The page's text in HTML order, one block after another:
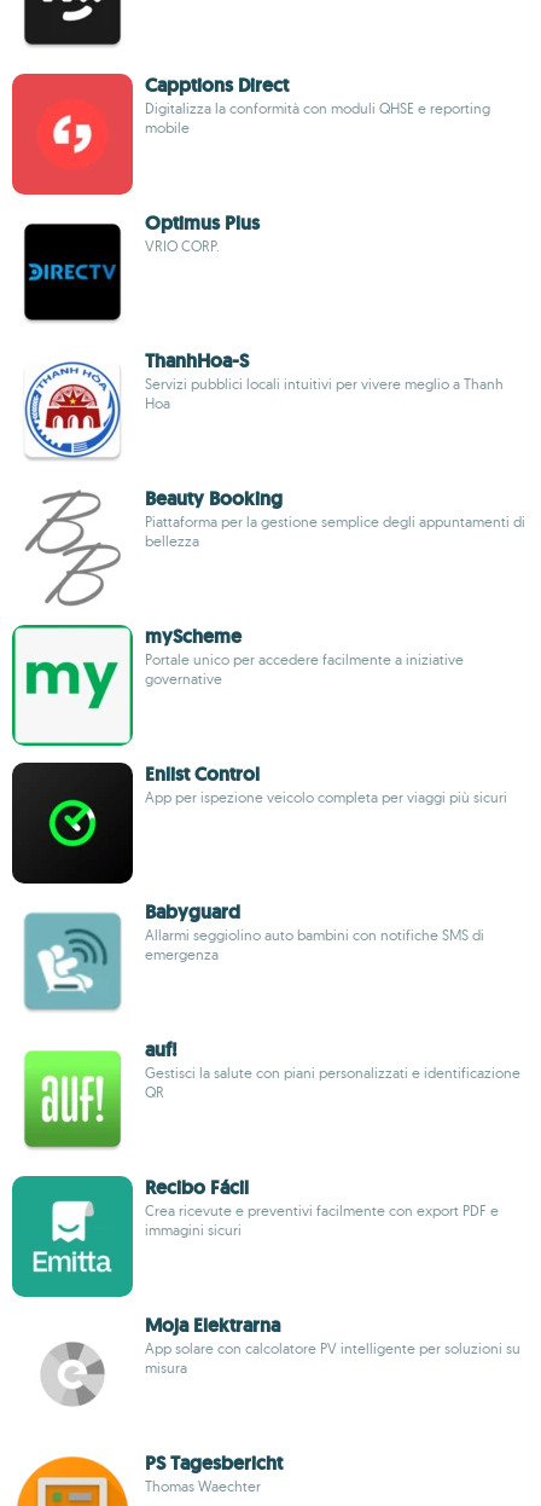
Capptions Direct
Digitalizza la conformità con moduli QHSE e reporting
mobile
Optimus Plus
VRIO CORP.
ThanhHoa-S
Servizi pubblici locali intuitivi per vivere meglio a Thanh
Hoa
Beauty Booking
Piattaforma per la gestione semplice degli appuntamenti di
bellezza
myScheme
Portale unico per accedere facilmente a iniziative
governative
Enlist Control
App per ispezione veicolo completa per viaggi più sicuri
Babyguard
Allarmi seggiolino auto bambini con notifiche SMS di
emergenza
auf!
Gestisci la salute con piani personalizzati e identificazione
QR
Recibo Fácil
Crea ricevute e preventivi facilmente con export PDF e
immagini sicuri
Moja Elektrarna
App solare con calcolatore PV intelligente per soluzioni su
misura
PS Tagesbericht
Thomas Waechter